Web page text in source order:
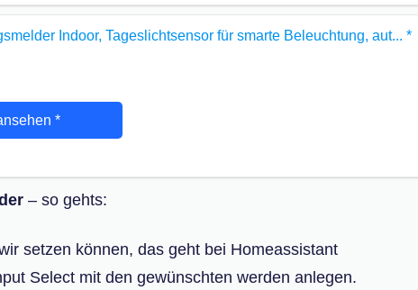
Indoor, Tageslichtsensor für smarte Beleuchtung, aut... *
*
– so gehts:
setzen können, das geht bei Homeassistant
Select mit den gewünschten werden anlegen.